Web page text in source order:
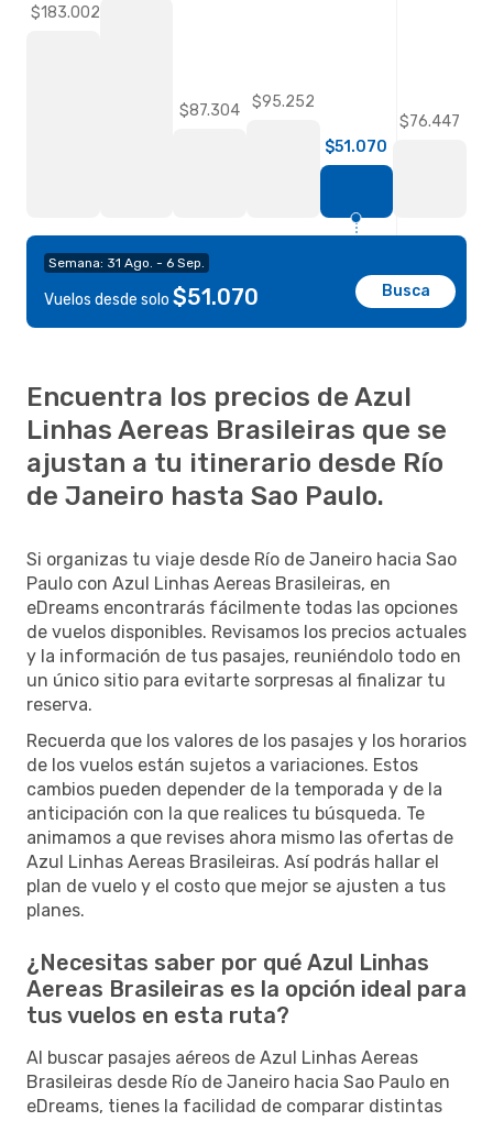
Semana: 31 Ago. - 6 Sep.
Vuelos desde solo $51.070 Busca
$183.002
$87.304 $95.252
$51.070
$76.447
Encuentra los precios de Azul
Linhas Aereas Brasileiras que se
ajustan a tu itinerario desde Río
de Janeiro hasta Sao Paulo.
Si organizas tu viaje desde Río de Janeiro hacia Sao
Paulo con Azul Linhas Aereas Brasileiras, en
eDreams encontrarás fácilmente todas las opciones
de vuelos disponibles. Revisamos los precios actuales
y la información de tus pasajes, reuniéndolo todo en
un único sitio para evitarte sorpresas al finalizar tu
reserva.
Recuerda que los valores de los pasajes y los horarios
de los vuelos están sujetos a variaciones. Estos
cambios pueden depender de la temporada y de la
anticipación con la que realices tu búsqueda. Te
animamos a que revises ahora mismo las ofertas de
Azul Linhas Aereas Brasileiras. Así podrás hallar el
plan de vuelo y el costo que mejor se ajusten a tus
planes.
¿Necesitas saber por qué Azul Linhas
Aereas Brasileiras es la opción ideal para
tus vuelos en esta ruta?
Al buscar pasajes aéreos de Azul Linhas Aereas
Brasileiras desde Río de Janeiro hacia Sao Paulo en
eDreams, tienes la facilidad de comparar distintas